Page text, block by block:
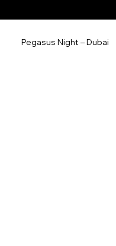
Pegasus Night – Dubai